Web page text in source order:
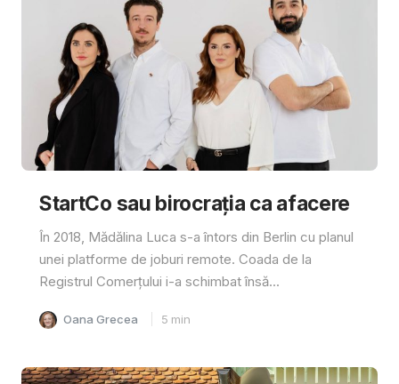
StartCo sau birocrația ca afacere
În 2018, Mădălina Luca s-a întors din Berlin cu planul
unei platforme de joburi remote. Coada de la
Registrul Comerțului i-a schimbat însă...
Oana Grecea 5 min